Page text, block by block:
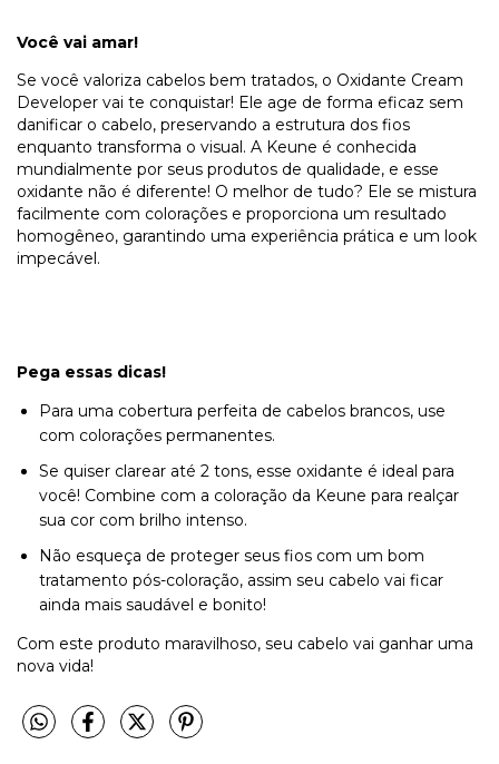
Você vai amar!
Se você valoriza cabelos bem tratados, o Oxidante Cream
Developer vai te conquistar! Ele age de forma eficaz sem
danificar o cabelo, preservando a estrutura dos fios
enquanto transforma o visual. A Keune é conhecida
mundialmente por seus produtos de qualidade, e esse
oxidante não é diferente! O melhor de tudo? Ele se mistura
facilmente com colorações e proporciona um resultado
homogêneo, garantindo uma experiência prática e um look
impecável.
Pega essas dicas!
Para uma cobertura perfeita de cabelos brancos, use
com colorações permanentes.
Se quiser clarear até 2 tons, esse oxidante é ideal para
você! Combine com a coloração da Keune para realçar
sua cor com brilho intenso.
Não esqueça de proteger seus fios com um bom
tratamento pós-coloração, assim seu cabelo vai ficar
ainda mais saudável e bonito!
Com este produto maravilhoso, seu cabelo vai ganhar uma
nova vida!